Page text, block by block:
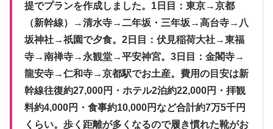
提でプランを作成しました。1日目：東京→京都
（新幹線）→清水寺→二年坂・三年坂→高台寺→八
坂神社→祇園で夕食。2日目：伏見稲荷大社→東福
寺→南禅寺→永観堂→平安神宮。3日目：金閣寺→
龍安寺→仁和寺→京都駅でお土産。費用の目安は新
幹線往復約27,000円・ホテル2泊約22,000円・拝観
料約4,000円・食事約10,000円など合計約7万5千円
くらい。歩く距離が多くなるので履き慣れた靴がお